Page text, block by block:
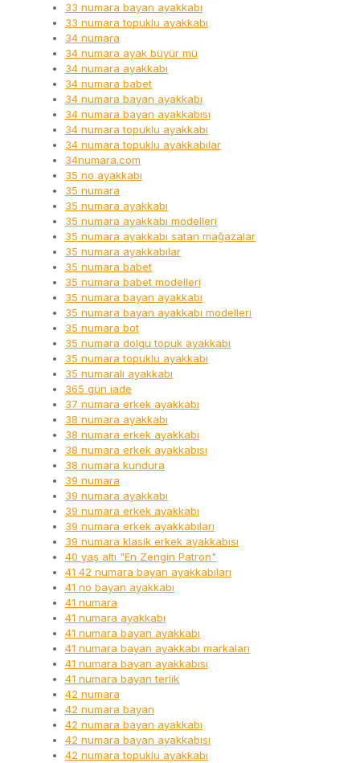
33 numara bayan ayakkabı
33 numara topuklu ayakkabı
34 numara
34 numara ayak büyür mü
34 numara ayakkabı
34 numara babet
34 numara bayan ayakkabı
34 numara bayan ayakkabısı
34 numara topuklu ayakkabı
34 numara topuklu ayakkabılar
34numara.com
35 no ayakkabı
35 numara
35 numara ayakkabı
35 numara ayakkabı modelleri
35 numara ayakkabı satan mağazalar
35 numara ayakkabılar
35 numara babet
35 numara babet modelleri
35 numara bayan ayakkabı
35 numara bayan ayakkabı modelleri
35 numara bot
35 numara dolgu topuk ayakkabı
35 numara topuklu ayakkabı
35 numaralı ayakkabı
365 gün iade
37 numara erkek ayakkabı
38 numara ayakkabı
38 numara erkek ayakkabı
38 numara erkek ayakkabısı
38 numara kundura
39 numara
39 numara ayakkabı
39 numara erkek ayakkabı
39 numara erkek ayakkabıları
39 numara klasik erkek ayakkabısı
40 yaş altı "En Zengin Patron"
41 42 numara bayan ayakkabıları
41 no bayan ayakkabı
41 numara
41 numara ayakkabı
41 numara bayan ayakkabı
41 numara bayan ayakkabı markaları
41 numara bayan ayakkabısı
41 numara bayan terlik
42 numara
42 numara bayan
42 numara bayan ayakkabı
42 numara bayan ayakkabısı
42 numara topuklu ayakkabı